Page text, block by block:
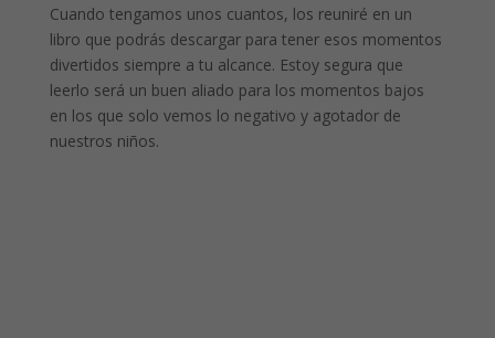
Cuando tengamos unos cuantos, los reuniré en un
libro que podrás descargar para tener esos momentos
divertidos siempre a tu alcance. Estoy segura que
leerlo será un buen aliado para los momentos bajos
en los que solo vemos lo negativo y agotador de
nuestros niños.